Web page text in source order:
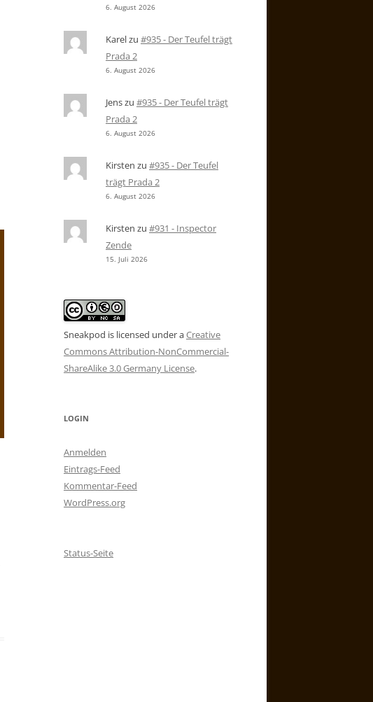
6. August 2026
Karelzu #935 - Der Teufel trägt
Prada 2
6. August 2026
Jenszu #935 - Der Teufel trägt
Prada 2
6. August 2026
Kirsten zu #935 - Der Teufel
trägt Prada 2
6. August 2026
Kirsten zu #931 - Inspector
Zende
15. Juli 2026
Sneakpod is licensed under aCreative
Commons Attribution-NonCommercial-
ShareAlike 3.0 Germany License.
LOGIN
Anmelden
Eintrags-Feed
Kommentar-Feed
WordPress.org
Status-Seite